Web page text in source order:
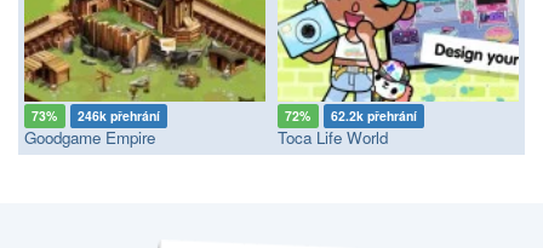
73% 246k přehrání
Goodgame Empire
72% 62.2k přehrání
Toca Life World